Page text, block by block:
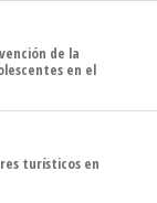
de la
en el
turísticos en